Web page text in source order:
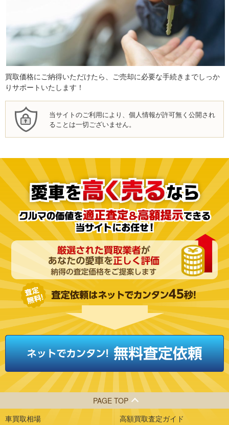
買取価格にご納得いただけたら、ご売却に必要な手続きまでしっか
りサポートいたします！
当サイトのご利用により、個人情報が許可無く公開され
ることは一切ございません。
PAGE TOP
車買取相場
高額買取査定ガイド